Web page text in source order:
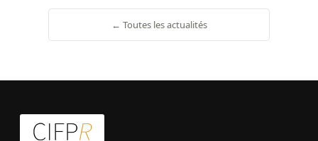
← Toutes les actualités